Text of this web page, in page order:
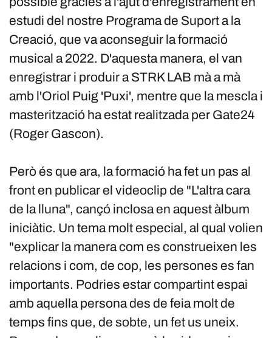
estudi del nostre Programa de Suport a la
Creació, que va aconseguir la formació
musical a 2022. D'aquesta manera, el van
enregistrar i produir a STRK LAB mà a mà
amb l'Oriol Puig 'Puxi', mentre que la mescla i
masterització ha estat realitzada per Gate24
(Roger Gascon).
Però és que ara, la formació ha fet un pas al
front en publicar el videoclip de "L'altra cara
de la lluna", cançó inclosa en aquest àlbum
iniciàtic. Un tema molt especial, al qual volien
"explicar la manera com es construeixen les
relacions i com, de cop, les persones es fan
importants. Podries estar compartint espai
amb aquella persona des de feia molt de
temps fins que, de sobte, un fet us uneix.